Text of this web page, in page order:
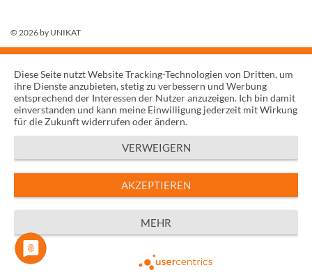
© 2026 by UNIKAT
Diese Seite nutzt Website Tracking-Technologien von Dritten, um
ihre Dienste anzubieten, stetig zu verbessern und Werbung
entsprechend der Interessen der Nutzer anzuzeigen. Ich bin damit
einverstanden und kann meine Einwilligung jederzeit mit Wirkung
für die Zukunft widerrufen oder ändern.
VERWEIGERN
AKZEPTIEREN
MEHR